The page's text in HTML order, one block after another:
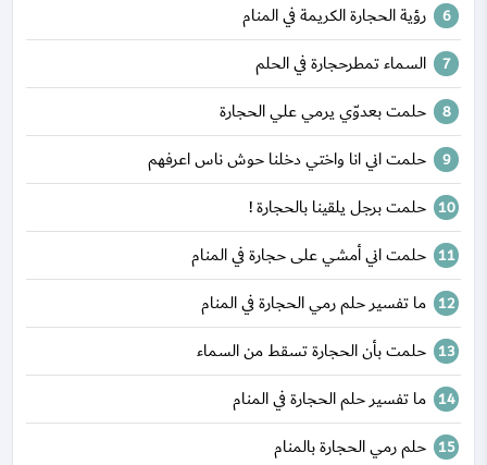
رؤية الحجارة الكريمة في المنام
السماء تمطرحجارة في الحلم
حلمت بعدوّي يرمي علي الحجارة
حلمت اني انا واختي دخلنا حوش ناس اعرفهم
حلمت برجل يلقينا بالحجارة !
حلمت اني أمشي على حجارة في المنام
ما تفسير حلم رمي الحجارة في المنام
حلمت بأن الحجارة تسقط من السماء
ما تفسير حلم الحجارة في المنام
حلم رمي الحجارة بالمنام